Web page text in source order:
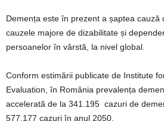
Demența este în prezent a șaptea cauză
cauzele majore de dizabilitate și
persoanelor în vârstă, la nivel global.
Conform estimării publicate de Institute
Evaluation, în România prevalența
accelerată de la 341.195 cazuri de
577.177 cazuri în anul 2050.